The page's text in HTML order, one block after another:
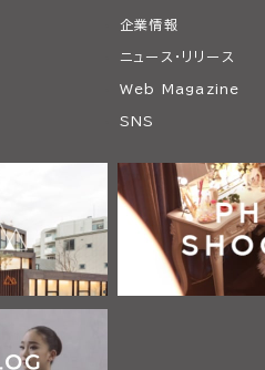
企業情報
ニュース・リリース
Web Magazine
SNS